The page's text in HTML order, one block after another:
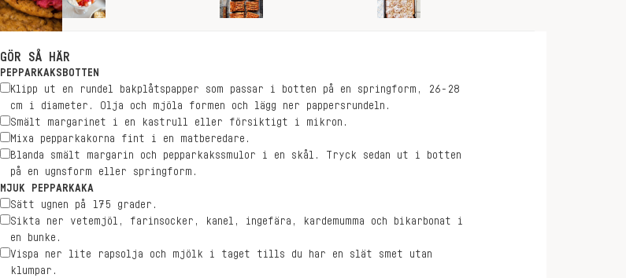
GÖR SÅ HÄR
PEPPARKAKSBOTTEN
Klipp ut en rundel bakplåtspapper som passar i botten på en springform, 26-28
cm i diameter. Olja och mjöla formen och lägg ner pappersrundeln.
Smält margarinet i en kastrull eller försiktigt i mikron.
Mixa pepparkakorna fint i en matberedare.
Blanda smält margarin och pepparkakssmulor i en skål. Tryck sedan ut i botten
på en ugnsform eller springform.
MJUK PEPPARKAKA
Sätt ugnen på 175 grader.
Sikta ner vetemjöl, farinsocker, kanel, ingefära, kardemumma och bikarbonat i
en bunke.
Vispa ner lite rapsolja och mjölk i taget tills du har en slät smet utan
klumpar.